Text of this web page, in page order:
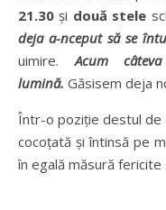
21.30 și două stele
deja a-nceput să se
uimire.Acum
lumină. Găsisem deja
Într-o poziție destul de
cocoțată și întinsă pe
în egală măsură fericite